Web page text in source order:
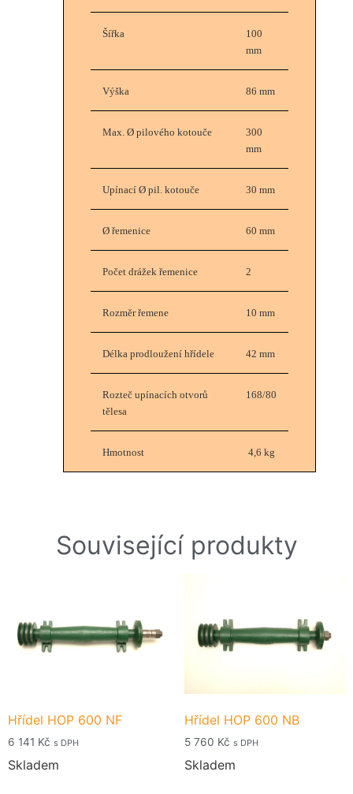
European Commission |
powered by WPCookiePro
Šířka
100
mm
Výška 86 mm
Max. Ø pilového kotouče
300
mm
Upínací Ø pil. kotouče 30 mm
Ø řemenice 60 mm
Počet drážek řemenice 2
Rozměr řemene 10 mm
Délka prodloužení hřídele 42 mm
Rozteč upínacích otvorů
tělesa
168/80
Hmotnost 4,6 kg
Související produkty
Hřídel HOP 600 NF
6 141 Kč s DPH
Skladem
Hřídel HOP 600 NB
5 760 Kč s DPH
Skladem